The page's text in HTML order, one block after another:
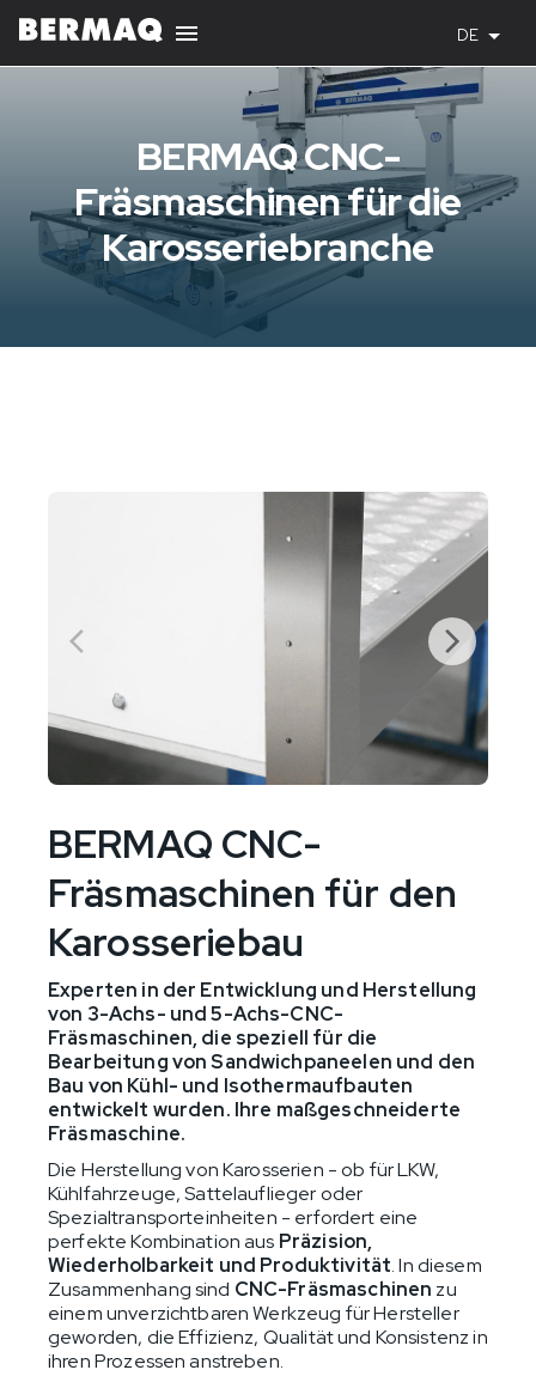
DE
BERMAQ CNC-
Fräsmaschinen für die
Karosseriebranche
BERMAQ CNC-
Fräsmaschinen für den
Karosseriebau
Experten in der Entwicklung und Herstellung
von 3-Achs- und 5-Achs-CNC-
Fräsmaschinen, die speziell für die
Bearbeitung von Sandwichpaneelen und den
Bau von Kühl- und Isothermaufbauten
entwickelt wurden. Ihre maßgeschneiderte
Fräsmaschine.
Die Herstellung von Karosserien - ob für LKW,
Kühlfahrzeuge, Sattelauflieger oder
Spezialtransporteinheiten - erfordert eine
perfekte Kombination aus Präzision,
Wiederholbarkeit und Produktivität. In diesem
Zusammenhang sind CNC-Fräsmaschinen zu
einem unverzichtbaren Werkzeug für Hersteller
geworden, die Effizienz, Qualität und Konsistenz in
ihren Prozessen anstreben.